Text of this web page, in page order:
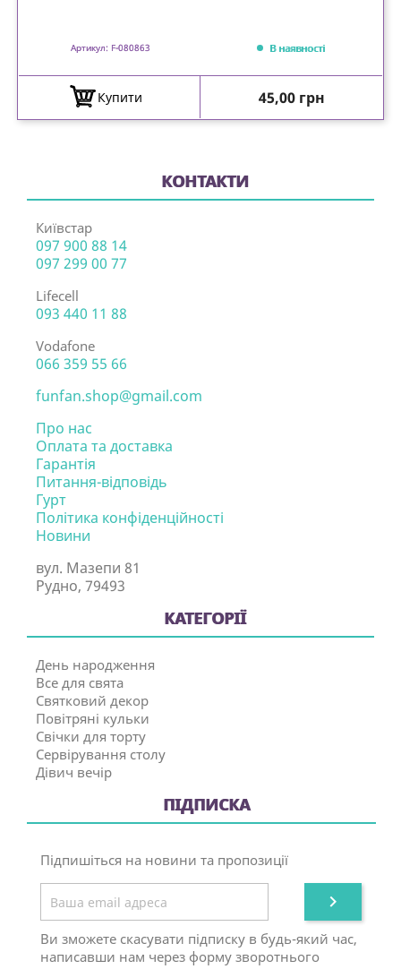
Артикул: F-080863 В наявності
Купити Ціна
45,00 грн
КОНТАКТИ
Київстар
097 900 88 14
097 299 00 77
Lifecell
093 440 11 88
Vodafone
066 359 55 66
funfan.shop@gmail.com
Про нас
Оплата та доставка
Гарантія
Питання-відповідь
Гурт
Політика конфіденційності
Новини
вул. Мазепи 81
Рудно, 79493
КАТЕГОРІЇ
День народження
Все для свята
Святковий декор
Повітряні кульки
Свічки для торту
Сервірування столу
Дівич вечір
ПІДПИСКА
Підпишіться на новини та пропозиції

Ви зможете скасувати підписку в будь-який час,
написавши нам через форму зворотнього